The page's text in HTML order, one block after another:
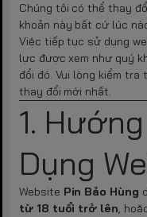
Chúng tôi có thể thay
khoản này bất cứ lúc
Việc tiếp tục sử dụng
lực được xem như quý
đổi đó. Vui lòng kiểm
thay đổi mới nhất.
1.
Dụng
Website Pin Bảo Hùng
từ 18 tuổi trở lên,